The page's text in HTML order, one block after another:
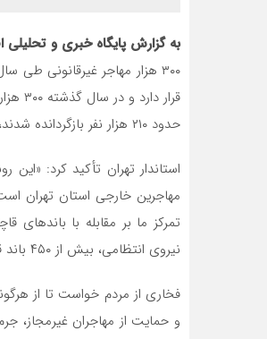
به گزارش پایگاه خبری و تحلیلی
حدود ۲۱۰ هزار نفر بازگردانده شدند، رشد ۴۳ درصدی داشته است.
استاندار تهران تأکید کرد:
مهاجرین خارجی استان تهران
تمرکز ما بر مقابله با
نیروی انتظامی، بیش از ۴۵۰ باند قاچاق انسان در سال گذشته در استان تهران شناسایی و متلاشی شدند.
فخاری از مردم خواست تا از